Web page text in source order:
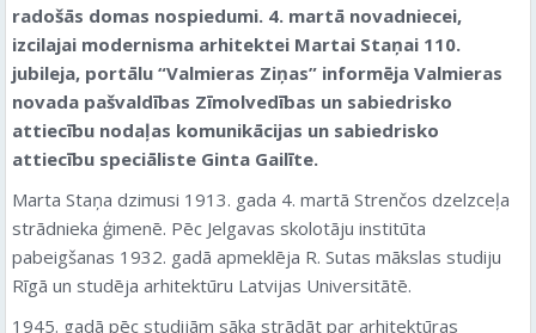
radošās domas nospiedumi. 4. martā novadniecei,
izcilajai modernisma arhitektei Martai Staņai 110.
jubileja, portālu “Valmieras Ziņas” informēja Valmieras
novada pašvaldības Zīmolvedības un sabiedrisko
attiecību nodaļas komunikācijas un sabiedrisko
attiecību speciāliste Ginta Gailīte.
Marta Staņa dzimusi 1913. gada 4. martā Strenčos dzelzceļa
strādnieka ģimenē. Pēc Jelgavas skolotāju institūta
pabeigšanas 1932. gadā apmeklēja R. Sutas mākslas studiju
Rīgā un studēja arhitektūru Latvijas Universitātē.
1945. gadā pēc studijām sāka strādāt par arhitektūras